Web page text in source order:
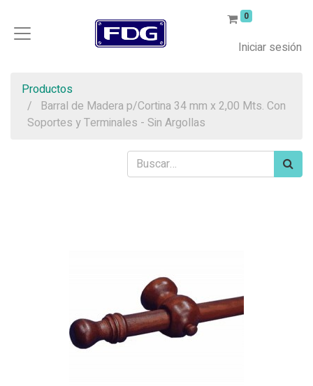
0
Iniciar sesión
Productos
Barral de Madera p/Cortina 34 mm x 2,00 Mts. Con
Soportes y Terminales - Sin Argollas